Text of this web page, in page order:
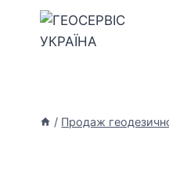
Перейти
/ Продаж